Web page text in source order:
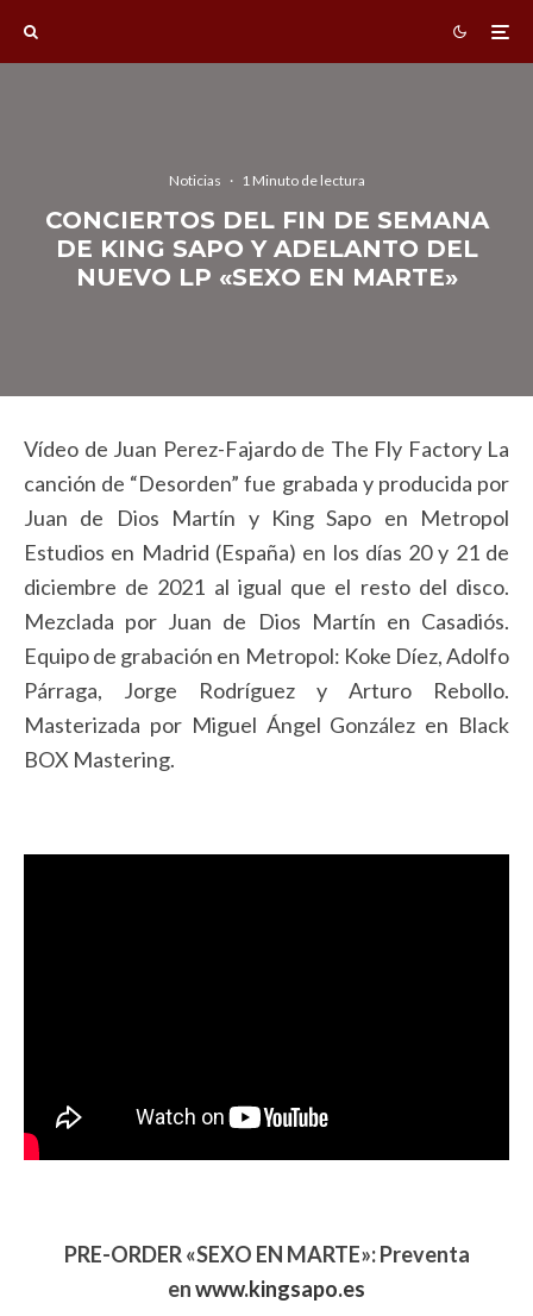
Noticias · 1 Minuto de lectura
CONCIERTOS DEL FIN DE SEMANA
DE KING SAPO Y ADELANTO DEL
NUEVO LP «SEXO EN MARTE»
Vídeo de Juan Perez-Fajardo de The Fly Factory La
canción de “Desorden” fue grabada y producida por
Juan de Dios Martín y King Sapo en Metropol
Estudios en Madrid (España) en los días 20 y 21 de
diciembre de 2021 al igual que el resto del disco.
Mezclada por Juan de Dios Martín en Casadiós.
Equipo de grabación en Metropol: Koke Díez, Adolfo
Párraga, Jorge Rodríguez y Arturo Rebollo.
Masterizada por Miguel Ángel González en Black
BOX Mastering.
PRE-ORDER «SEXO EN MARTE»: Preventa
enwww.kingsapo.es